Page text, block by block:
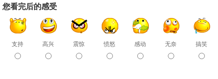
您看完后的感受
支持 高兴 震惊 愤怒 感动 无奈 搞笑